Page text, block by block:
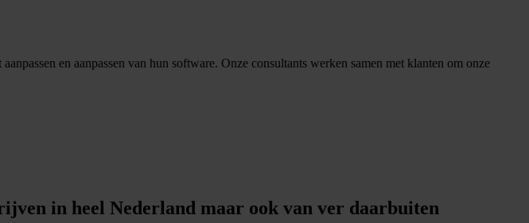
en aanpassen van hun software. Onze consultants werken samen met klanten om onze
in heel Nederland maar ook van ver daarbuiten